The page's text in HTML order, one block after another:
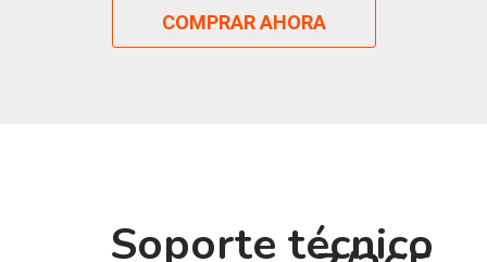
COMPRAR AHORA
Soporte técnico